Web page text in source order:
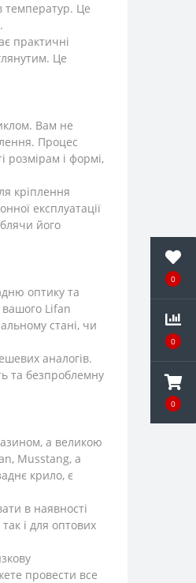
0
0
0
температур. Це
практичні
Це
Вам не
Процес
розмірам і формі,
кріплення
експлуатації
його
оптику та
Lifan
стані, чи
аналогів.
та безпроблемну
а великою
Musstang, а
крило, є
в наявності
і для оптових
провести все